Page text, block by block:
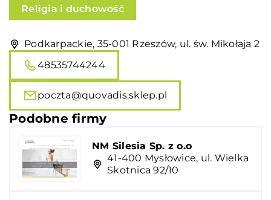
Religia i duchowość
Podkarpackie, 35-001 Rzeszów, ul. św. Mikołaja 2
48535744244
poczta@quovadis.sklep.pl
Podobne firmy
NM Silesia Sp. z o.o
41-400 Mysłowice, ul. Wielka
Skotnica 92/10